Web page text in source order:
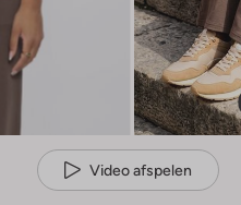
Video afspelen